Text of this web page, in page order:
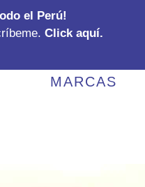
el Perú!
Click aquí.
MARCAS